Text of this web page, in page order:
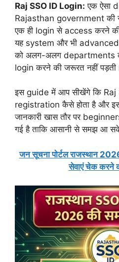
Raj SSO ID Login: एक ऐसा
Rajasthan government की
एक ही login से access करने
यह system और भी
को अलग-अलग departments
login करने की जरूरत नहीं
इस guide में आप सीखेंगे कि
registration कैसे होता है और
जानकारी खास तौर पर
गई है ताकि आसानी से समझ आ
जन सूचना पोर्टल राजस्थान
सेवाएं चेक करने